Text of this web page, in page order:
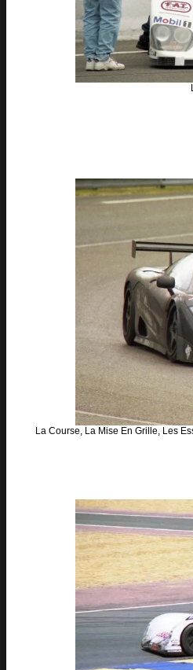
La Course, La Mise En Grille, Les